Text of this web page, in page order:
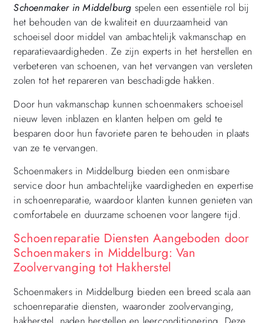
Schoenmaker in Middelburg spelen een essentiële rol bij
het behouden van de kwaliteit en duurzaamheid van
schoeisel door middel van ambachtelijk vakmanschap en
reparatievaardigheden. Ze zijn experts in het herstellen en
verbeteren van schoenen, van het vervangen van versleten
zolen tot het repareren van beschadigde hakken.
Door hun vakmanschap kunnen schoenmakers schoeisel
nieuw leven inblazen en klanten helpen om geld te
besparen door hun favoriete paren te behouden in plaats
van ze te vervangen.
Schoenmakers in Middelburg bieden een onmisbare
service door hun ambachtelijke vaardigheden en expertise
in schoenreparatie, waardoor klanten kunnen genieten van
comfortabele en duurzame schoenen voor langere tijd.
Schoenreparatie Diensten Aangeboden door
Schoenmakers in Middelburg: Van
Zoolvervanging tot Hakherstel
Schoenmakers in Middelburg bieden een breed scala aan
schoenreparatie diensten, waaronder zoolvervanging,